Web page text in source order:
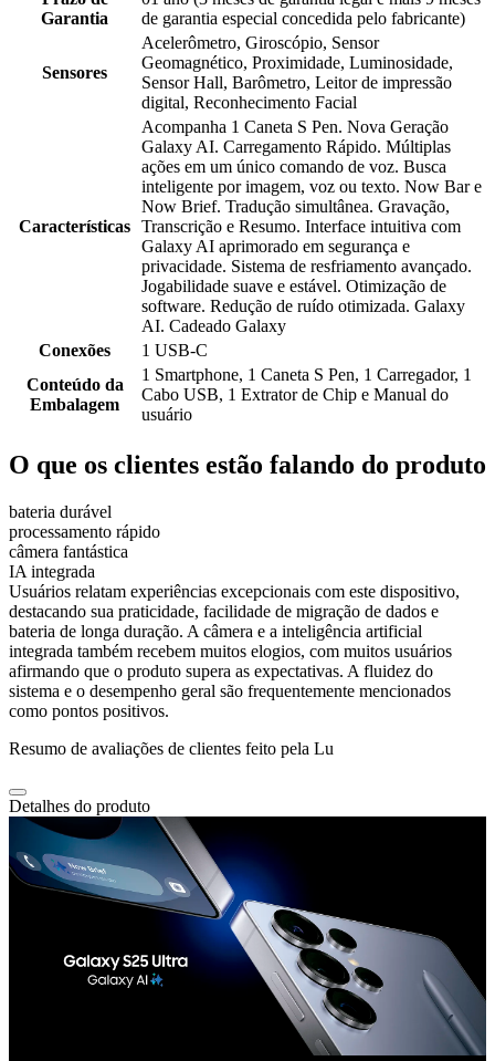
Garantia
de garantia especial concedida pelo fabricante)
Sensores
Acelerômetro, Giroscópio, Sensor
Geomagnético, Proximidade, Luminosidade,
Sensor Hall, Barômetro, Leitor de impressão
digital, Reconhecimento Facial
Características
Acompanha 1 Caneta S Pen. Nova Geração
Galaxy AI. Carregamento Rápido. Múltiplas
ações em um único comando de voz. Busca
inteligente por imagem, voz ou texto. Now Bar e
Now Brief. Tradução simultânea. Gravação,
Transcrição e Resumo. Interface intuitiva com
Galaxy AI aprimorado em segurança e
privacidade. Sistema de resfriamento avançado.
Jogabilidade suave e estável. Otimização de
software. Redução de ruído otimizada. Galaxy
AI. Cadeado Galaxy
Conexões
1 USB-C
Conteúdo da
Embalagem
1 Smartphone, 1 Caneta S Pen, 1 Carregador, 1
Cabo USB, 1 Extrator de Chip e Manual do
usuário
O que os clientes estão falando do produto
bateria durável
processamento rápido
câmera fantástica
IA integrada
Usuários relatam experiências excepcionais com este dispositivo,
destacando sua praticidade, facilidade de migração de dados e
bateria de longa duração. A câmera e a inteligência artificial
integrada também recebem muitos elogios, com muitos usuários
afirmando que o produto supera as expectativas. A fluidez do
sistema e o desempenho geral são frequentemente mencionados
como pontos positivos.
Resumo de avaliações de clientes feito pela Lu
Detalhes do produto